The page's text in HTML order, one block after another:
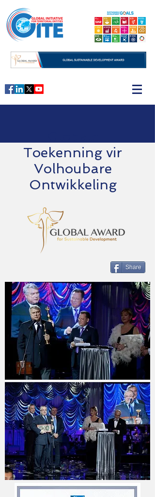
Toekenning vir
Volhoubare
Ontwikkeling
Share